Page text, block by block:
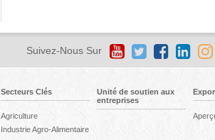
Suivez-Nous Sur
Secteurs Clés
Agriculture
Industrie Agro-Alimentaire
Unité de soutien aux
entreprises